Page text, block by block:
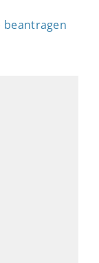
beantragen